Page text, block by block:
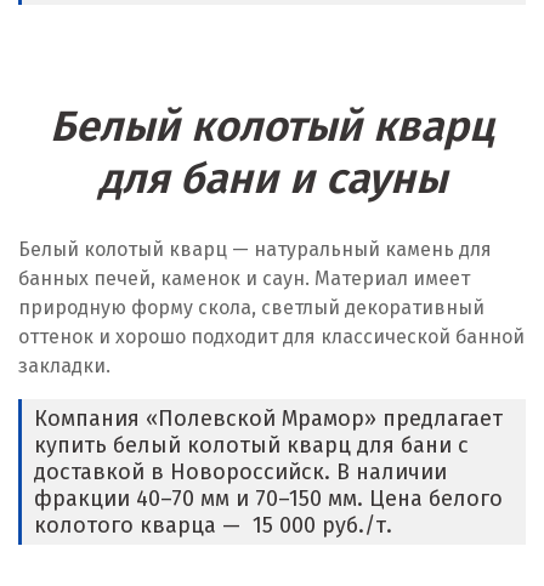
Белый колотый кварц
для бани и сауны
Белый колотый кварц — натуральный камень для
банных печей, каменок и саун. Материал имеет
природную форму скола, светлый декоративный
оттенок и хорошо подходит для классической банной
закладки.
Компания «Полевской Мрамор» предлагает
купить белый колотый кварц для бани с
доставкой в Новороссийск. В наличии
фракции 40–70 мм и 70–150 мм. Цена белого
колотого кварца — 15 000 руб./т.